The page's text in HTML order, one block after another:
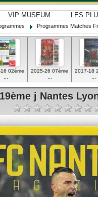
VIP MUSEUM LES
Programmes Matches
02ème
2025-26 07ème
2017-18
j Nantes